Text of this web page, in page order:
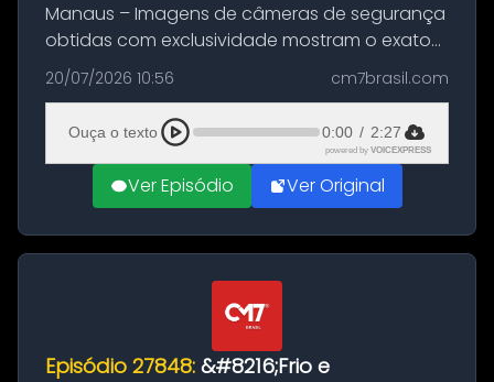
Manaus – Imagens de câmeras de segurança
obtidas com exclusividade mostram o exato
momento da fuga do principal suspeito da
morte de Larissa Araújo, de 28 anos. O crime
ocorreu na noite deste último d...
20/07/2026 10:56 cm7brasil.com
Ouça o texto 0:00 / 2:27
powered by VOICEXPRESS
Ver Episódio Ver Original
Episódio 27848: &#8216;Frio e